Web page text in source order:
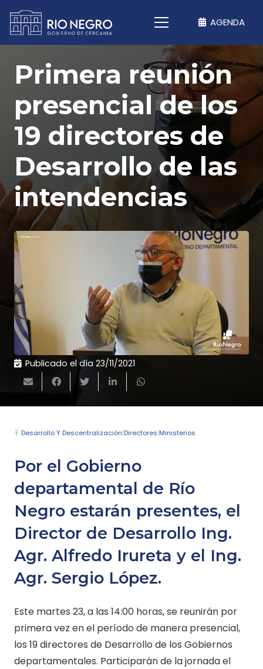
AGENDA
Primera reunión
presencial de los
19 directores de
Desarrollo de las
intendencias
Publicado el día 23/11/2021
Desarrollo Y Descentralización|Directores|Ministerios
Por el Gobierno
departamental de Río
Negro estarán presentes, el
Director de Desarrollo Ing.
Agr. Alfredo Irureta y el Ing.
Agr. Sergio López.
Este martes 23, a las 14:00 horas, se reunirán por
primera vez en el período de manera presencial,
los 19 directores de Desarrollo de los Gobiernos
departamentales. Participarán de la jornada el